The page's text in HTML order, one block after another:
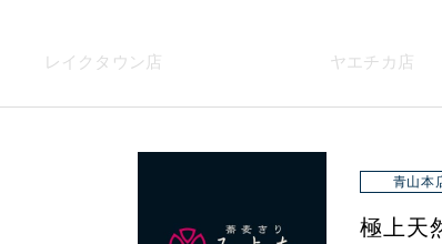
レイク タウン店 ヤエチカ店
青山本
極上天